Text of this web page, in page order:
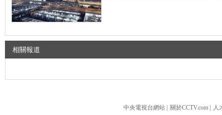
相關報道
中央電視台網站 關於CCTV.com 人